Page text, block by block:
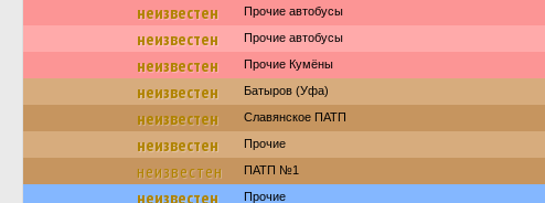
неизвестен Прочие автобусы
неизвестен Прочие автобусы
неизвестен Прочие Кумёны
неизвестен Батыров (Уфа)
неизвестен Славянское ПАТП
неизвестен Прочие
неизвестен ПАТП №1
неизвестен Прочие